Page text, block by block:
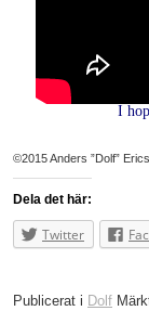
I
©2015 Anders ”Dolf”
Dela det här:
Twitter
Publicerat i Dolf